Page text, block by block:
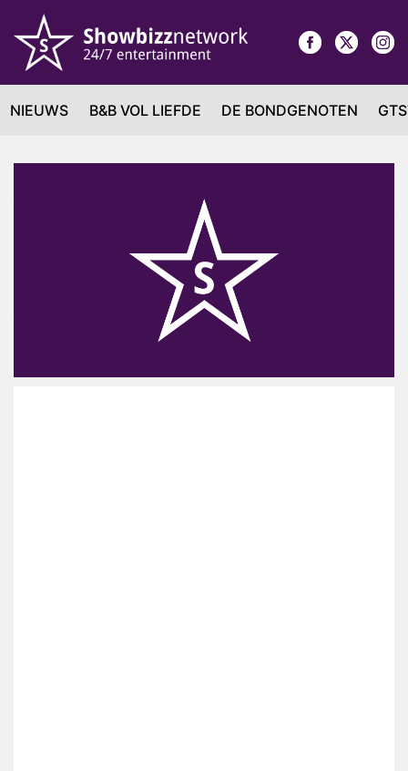
NIEUWS B&B VOL LIEFDE DE BONDGENOTEN